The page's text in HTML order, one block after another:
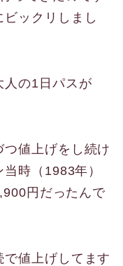
ックリしまし
人の1日パスが
値上げをし続け
時（1983年）
円だったんで
で値上げしてます